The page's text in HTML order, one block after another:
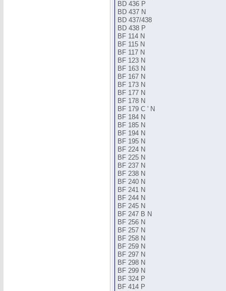
BD 436 P
BD 437 N
BD 437/438
BD 438 P
BF 114 N
BF 115 N
BF 117 N
BF 123 N
BF 163 N
BF 167 N
BF 173 N
BF 177 N
BF 178 N
BF 179 C ' N
BF 184 N
BF 185 N
BF 194 N
BF 195 N
BF 224 N
BF 225 N
BF 237 N
BF 238 N
BF 240 N
BF 241 N
BF 244 N
BF 245 N
BF 247 B N
BF 256 N
BF 257 N
BF 258 N
BF 259 N
BF 297 N
BF 298 N
BF 299 N
BF 324 P
BF 414 P